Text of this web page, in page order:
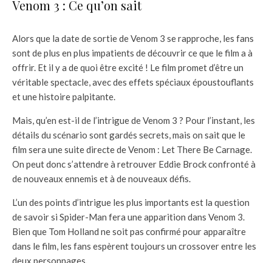
Venom 3 : Ce qu’on sait
Alors que la date de sortie de Venom 3 se rapproche, les fans
sont de plus en plus impatients de découvrir ce que le film a à
offrir. Et il y a de quoi être excité ! Le film promet d’être un
véritable spectacle, avec des effets spéciaux époustouflants
et une histoire palpitante.
Mais, qu’en est-il de l’intrigue de Venom 3 ? Pour l’instant, les
détails du scénario sont gardés secrets, mais on sait que le
film sera une suite directe de Venom : Let There Be Carnage.
On peut donc s’attendre à retrouver Eddie Brock confronté à
de nouveaux ennemis et à de nouveaux défis.
L’un des points d’intrigue les plus importants est la question
de savoir si Spider-Man fera une apparition dans Venom 3.
Bien que Tom Holland ne soit pas confirmé pour apparaître
dans le film, les fans espèrent toujours un crossover entre les
deux personnages.